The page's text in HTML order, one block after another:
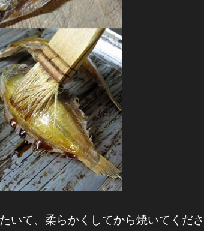
いて、柔らかくしてから焼いてくだ